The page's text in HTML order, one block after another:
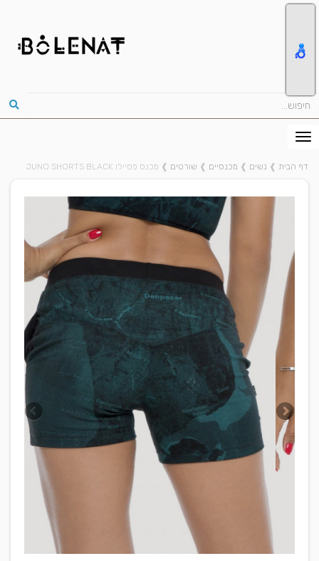
דף הבית ❱ נשים ❱ מכנסיים ❱ שורטים ❱ מכנס פסיילו JUNO SHORTS BLACK